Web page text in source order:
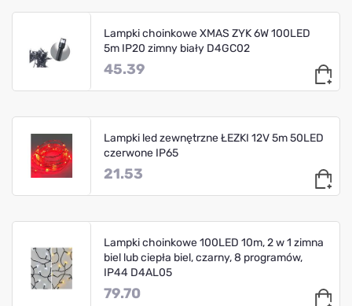
Lampki choinkowe XMAS ZYK 6W 100LED
5m IP20 zimny biały D4GC02
45.39
Lampki led zewnętrzne ŁEZKI 12V 5m 50LED
czerwone IP65
21.53
Lampki choinkowe 100LED 10m, 2 w 1 zimna
biel lub ciepła biel, czarny, 8 programów,
IP44 D4AL05
79.70